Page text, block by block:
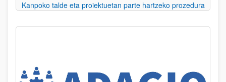
Kanpoko talde eta proiektuetan parte hartzeko prozedura